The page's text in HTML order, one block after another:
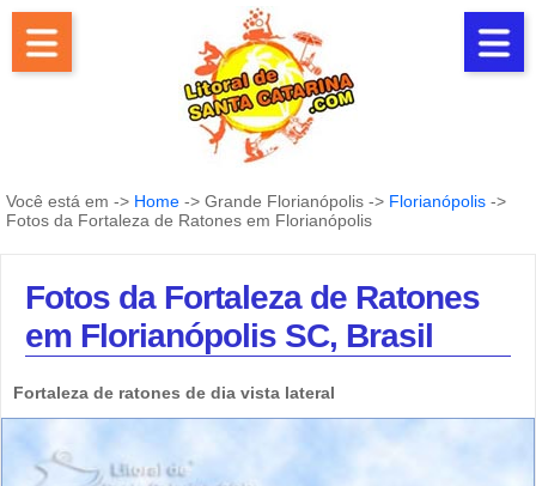
Você está em -> Home -> Grande Florianópolis -> Florianópolis ->
Fotos da Fortaleza de Ratones em Florianópolis
Fotos da Fortaleza de Ratones
em Florianópolis SC, Brasil
Fortaleza de ratones de dia vista lateral